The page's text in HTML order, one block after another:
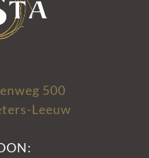
500
Leeuw